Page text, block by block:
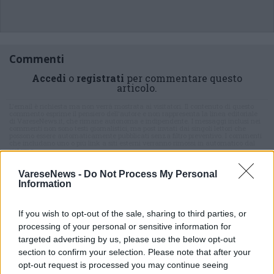
VareseNews - Do Not Process My Personal
Information
If you wish to opt-out of the sale, sharing to third parties, or
processing of your personal or sensitive information for
targeted advertising by us, please use the below opt-out
section to confirm your selection. Please note that after your
opt-out request is processed you may continue seeing
Commenti
Accedi o registrati per commentare questo
articolo.
sistema.